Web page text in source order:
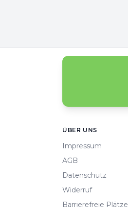
ÜBER UNS
Impressum
AGB
Datenschutz
Widerruf
Barrierefreie Plätze